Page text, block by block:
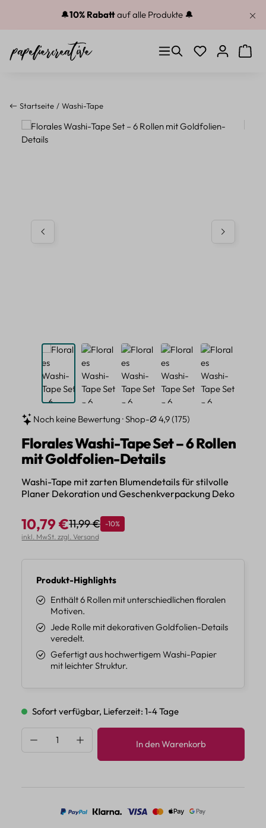
Zum Hauptinhalt springen
🔔10% Rabattauf alle Produkte 🔔
Du hast 0
Startseite Washi-Tape
Bildergalerie überspringen
Noch keine Bewertung · Shop-Ø 4,9 (175)
Florales Washi-Tape Set – 6 Rollen
mit Goldfolien-Details
Washi-Tape mit zarten Blumendetails für stilvolle
Planer Dekoration und Geschenkverpackung Deko
Verkaufspreis:
10,79 €Regulärer Preis:
11,99 € Rabatt
-10%
inkl. MwSt. zzgl. Versand
Produkt-Highlights
Enthält 6 Rollen mit unterschiedlichen floralen
Motiven.
Jede Rolle mit dekorativen Goldfolien-Details
veredelt.
Gefertigt aus hochwertigem Washi-Papier
mit leichter Struktur.
Sofort verfügbar, Lieferzeit: 1-4 Tage
Produkt Anzahl: Gib den gewünschten
In den Warenkorb